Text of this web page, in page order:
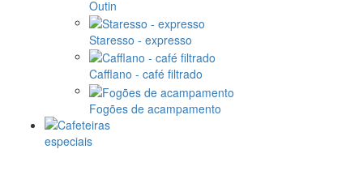
Outin
Staresso - expresso
Cafflano - café filtrado
Fogões de acampamento